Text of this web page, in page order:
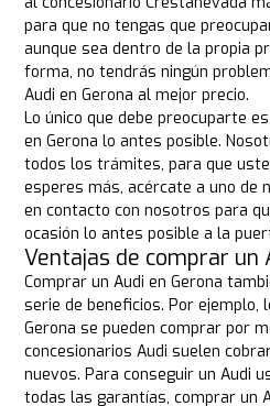
para que no tengas que
aunque sea dentro de la propia
forma, no tendrás ningún
Audi en Gerona al mejor precio.
Lo único que debe preocuparte
en Gerona lo antes posible.
todos los trámites, para que
esperes más, acércate a uno de
en contacto con nosotros para
ocasión lo antes posible a la
Ventajas de comprar un
Comprar un Audi en Gerona
serie de beneficios. Por ejemplo,
Gerona se pueden comprar por
concesionarios Audi suelen
nuevos. Para conseguir un Audi
todas las garantías, comprar un